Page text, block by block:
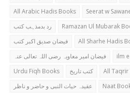
All Arabic Hadis Books
Seerat w
رد بدمذہب کتب
Ramazan Ul Mubarak
فیضان صدیق اکبر کتب
All Sharhe Hadis
فیضان امیر معاویہ رضی اللہ تعالی عنہ
ilm
Urdu Fiqh Books
کتب تاریخ
All Taqrir
عقیدہ حیات النبی و حاضر و ناظر
Naat